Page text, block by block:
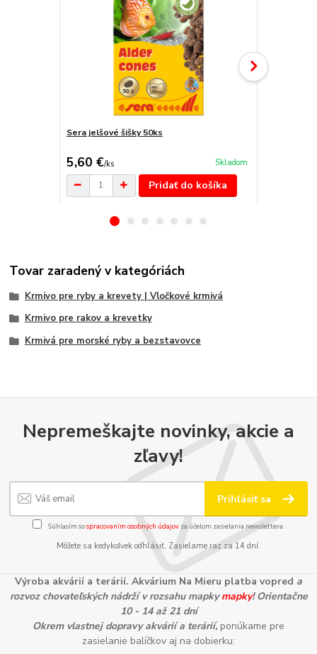
Sera jelšové šišky 50ks
5,60 €/ks Skladom
Pridať do košíka
Tovar zaradený v kategóriách
Krmivo pre ryby a krevety | Vločkové krmivá
Krmivo pre rakov a krevetky
Krmivá pre morské ryby a bezstavovce
Nepremeškajte novinky, akcie a
zľavy!
Prihlásiť sa
Súhlasím sospracovaním osobných údajov za účelom zasielania newslettera.
Môžete sa kedykoľvek odhlásiť. Zasielame raz za 14 dní.
Výroba akvárií a terárií. Akvárium Na Mieru platba vopred a
rozvoz chovateľských nádrží v rozsahu mapkymapky! Orientačne
10 - 14 až 21 dní
Okrem vlastnej dopravy akvárií a terárií, ponúkame pre
zasielanie balíčkov aj na dobierku: